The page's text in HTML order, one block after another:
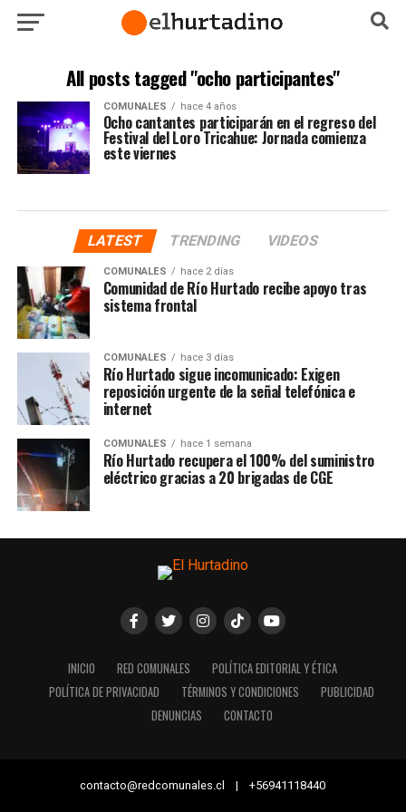
All posts tagged "ocho participantes"
COMUNALES hace 4 años
Ocho cantantes participarán en el regreso del
Festival del Loro Tricahue: Jornada comienza
este viernes
LATEST TRENDING VIDEOS
COMUNALES hace 2 días
Comunidad de Río Hurtado recibe apoyo tras
sistema frontal
COMUNALES hace 3 días
Río Hurtado sigue incomunicado: Exigen
reposición urgente de la señal telefónica e
internet
COMUNALES hace 1 semana
Río Hurtado recupera el 100% del suministro
eléctrico gracias a 20 brigadas de CGE
INICIO RED COMUNALES
POLÍTICA EDITORIAL Y ÉTICA
POLÍTICA DE PRIVACIDAD
TÉRMINOS Y CONDICIONES
PUBLICIDAD
DENUNCIAS
CONTACTO
contacto@redcomunales.cl | +56941118440